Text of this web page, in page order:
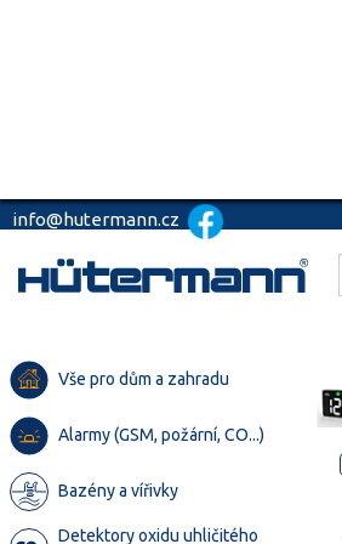
info@hutermann.cz
Vše pro dům a zahradu
Alarmy (GSM, požární, CO...)
Bazény a vířivky
Detektory oxidu uhličitého